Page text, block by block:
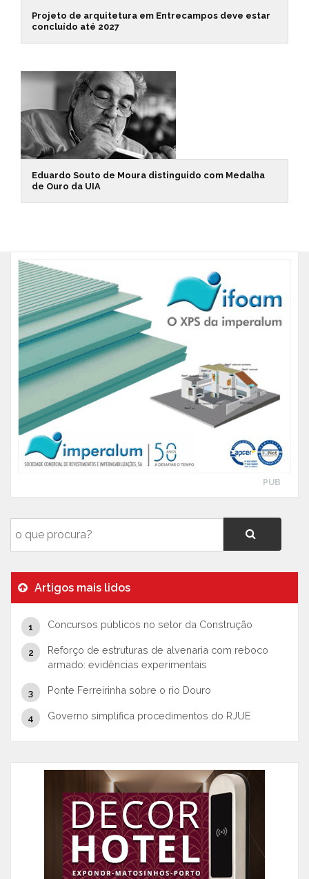
Projeto de arquitetura em Entrecampos deve estar
concluído até 2027
Eduardo Souto de Moura distinguido com Medalha
de Ouro da UIA
PUB
Artigos mais lidos
Concursos públicos no setor da Construção
Reforço de estruturas de alvenaria com reboco
armado: evidências experimentais
Ponte Ferreirinha sobre o rio Douro
Governo simplifica procedimentos do RJUE